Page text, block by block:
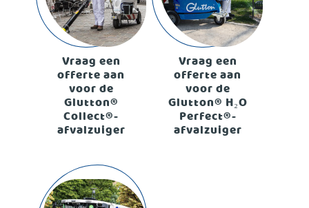
Vraag een
offerte aan
voor de
Glutton®
Collect®-
afvalzuiger
Vraag een
offerte aan
voor de
Glutton® H₂O
Perfect®-
afvalzuiger